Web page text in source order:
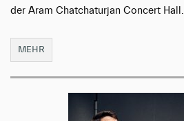
der Aram Chatchaturjan Concert Hall.
MEHR